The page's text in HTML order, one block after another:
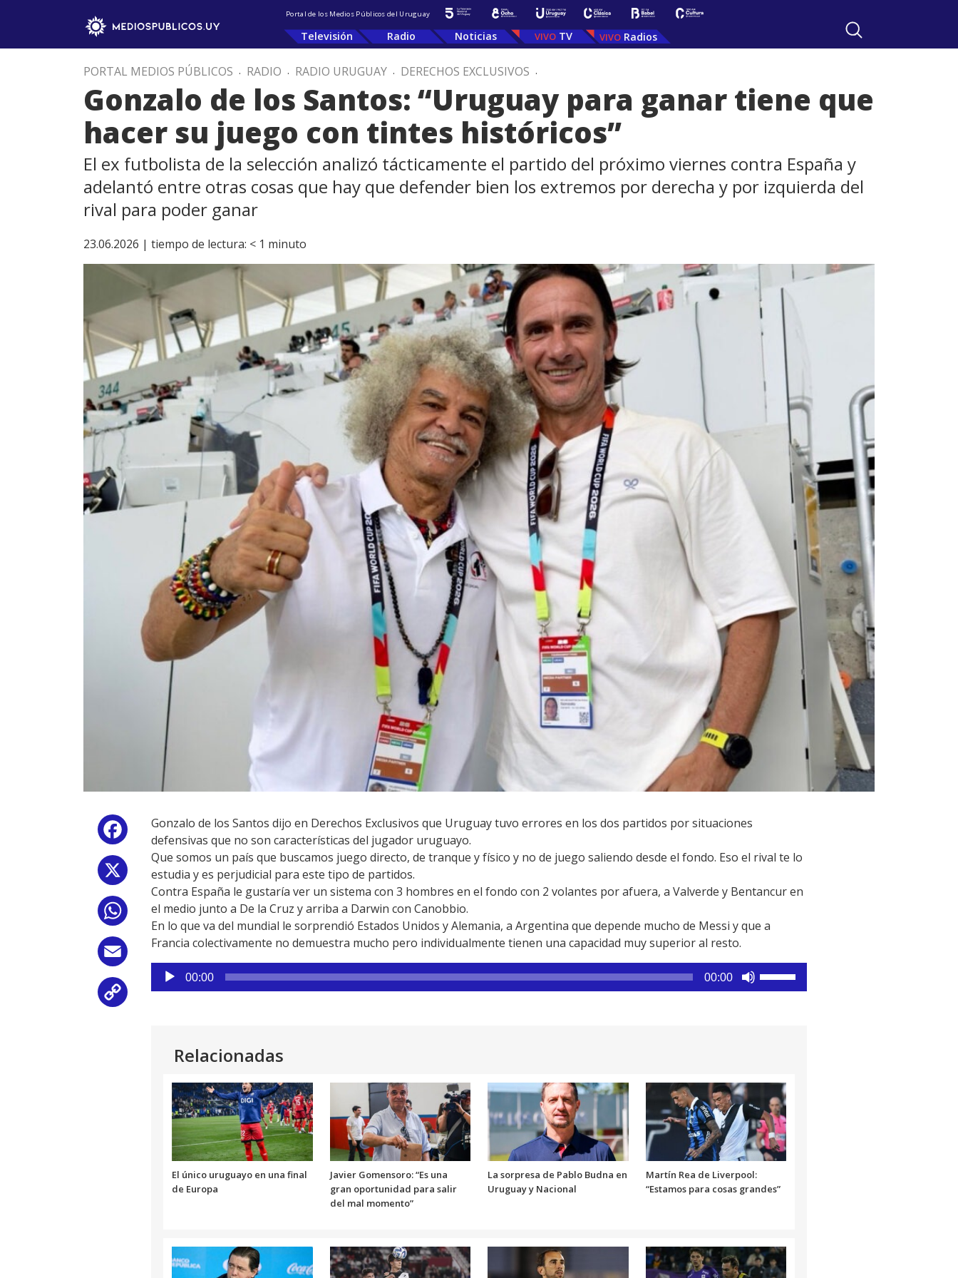
Portal de los Medios Públicos del Uruguay
Televisión Radio Noticias TV Radios
PORTAL MEDIOS PÚBLICOS . RADIO . RADIO URUGUAY . DERECHOS EXCLUSIVOS .
Gonzalo de los Santos: “Uruguay para ganar tiene que
hacer su juego con tintes históricos”
El ex futbolista de la selección analizó tácticamente el partido del próximo viernes contra España y
adelantó entre otras cosas que hay que defender bien los extremos por derecha y por izquierda del
rival para poder ganar
23.06.2026 | tiempo de lectura: < 1 minuto
Facebook
WhatsApp
Copy
Gonzalo de los Santos dijo en Derechos Exclusivos que Uruguay tuvo errores en los dos partidos por situaciones
defensivas que no son características del jugador uruguayo.
Que somos un país que buscamos juego directo, de tranque y físico y no de juego saliendo desde el fondo. Eso el rival te lo
estudia y es perjudicial para este tipo de partidos.
Contra España le gustaría ver un sistema con 3 hombres en el fondo con 2 volantes por afuera, a Valverde y Bentancur en
el medio junto a De la Cruz y arriba a Darwin con Canobbio.
En lo que va del mundial le sorprendió Estados Unidos y Alemania, a Argentina que depende mucho de Messi y que a
Francia colectivamente no demuestra mucho pero individualmente tienen una capacidad muy superior al resto.
Reproductor
de
00:00 00:00
aumentar
o
disminuir
el
volumen.
Relacionadas
El único uruguayo en una final
de Europa
Javier Gomensoro: “Es una
gran oportunidad para salir
del mal momento”
La sorpresa de Pablo Budna en
Uruguay y Nacional
Martín Rea de Liverpool:
“Estamos para cosas grandes”